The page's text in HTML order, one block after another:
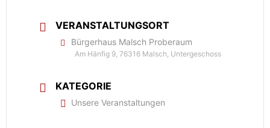
VERANSTALTUNGSORT
Bürgerhaus Malsch Proberaum
Am Hänfig 9, 76316 Malsch, Untergeschoss
KATEGORIE
Unsere Veranstaltungen